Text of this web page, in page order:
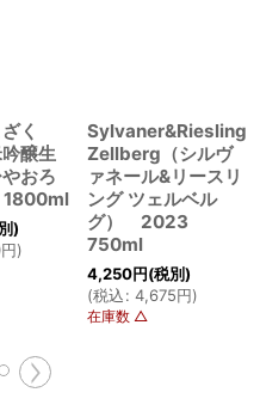
く
醸生
おろ
)
円)
Sylvaner&Riesling
Zellberg（シルヴ
ァネール&リースリ
ング ツェルベル
グ） 2023
750ml
4,250円(税別)
(税込: 4,675円)
在庫数 △